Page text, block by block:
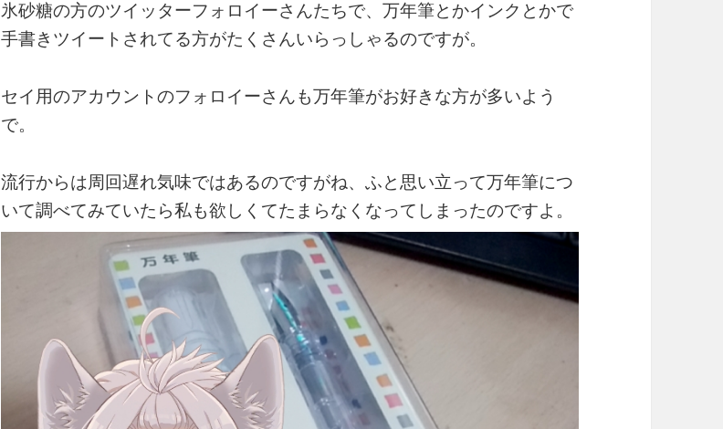
氷砂糖の方のツイッターフォロイーさんたちで、万年筆とかインクとかで
手書きツイートされてる方がたくさんいらっしゃるのですが。
セイ用のアカウントのフォロイーさんも万年筆がお好きな方が多いよう
で。
流行からは周回遅れ気味ではあるのですがね、ふと思い立って万年筆につ
いて調べてみていたら私も欲しくてたまらなくなってしまったのですよ。